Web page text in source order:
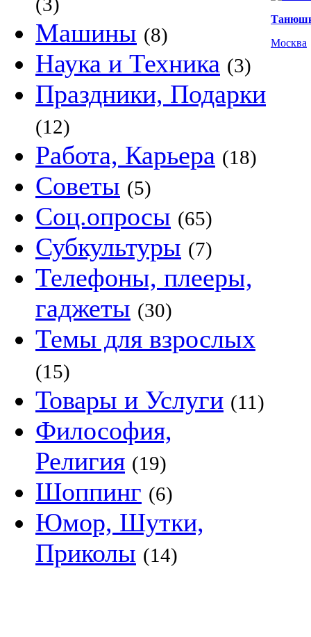
Машины (8)
Наука и Техника (3)
Праздники, Подарки
(12)
Работа, Карьера (18)
Советы (5)
Соц.опросы (65)
Субкультуры (7)
Телефоны, плееры,
гаджеты (30)
Темы для взрослых
(15)
Товары и Услуги (11)
Философия,
Религия (19)
Шоппинг (6)
Юмор, Шутки,
Приколы (14)
Москва